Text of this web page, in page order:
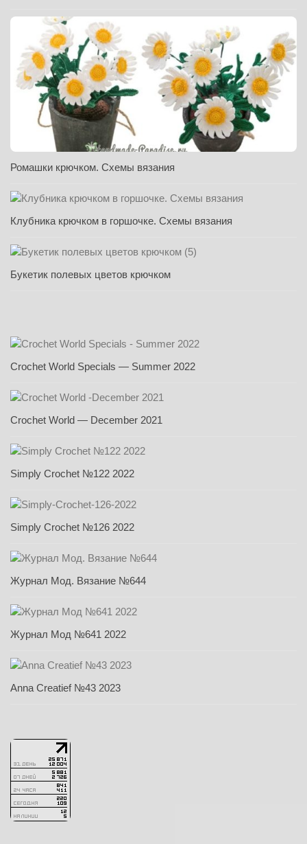
Ромашки крючком. Схемы вязания
Клубника крючком в горшочке. Схемы вязания
Букетик полевых цветов крючком
Crochet World Specials — Summer 2022
Crochet World — December 2021
Simply Crochet №122 2022
Simply Crochet №126 2022
Журнал Мод. Вязание №644
Журнал Мод №641 2022
Anna Creatief №43 2023